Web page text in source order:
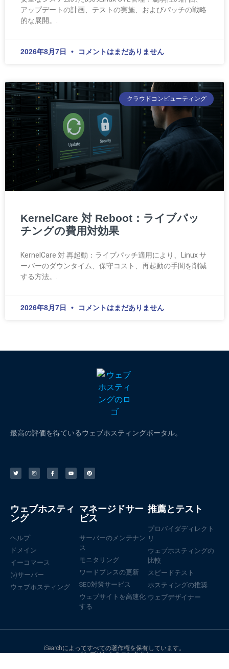
アップデートの計画、テストの実施、およびパッチの戦略
的な展開。.
2026年8月7日 コメントはまだありません
クラウドコンピューティング
KernelCare 対 Reboot：ライブパッ
チングの費用対効果
KernelCare 対 再起動：ライブパッチ適用により、Linux サ
ーバーのダウンタイム、保守コスト、再起動の手間を削減
する方法。.
2026年8月7日 コメントはまだありません
最高の評価を得ているウェブホスティングポータル。
ウェブホスティ
ング
ヘルプ
ドメイン
イーコマース
(v)サーバー
ウェブホスティング
マネージドサー
ビス
サーバーのメンテナン
ス
モニタリング
ワードプレスの更新
SEO対策サービス
ウェブサイトを高速化
する
推薦とテスト
プロバイダディレクト
リ
ウェブホスティングの
比較
スピードテスト
ホスティングの推奨
ウェブデザイナー
iSearchによってすべての著作権を保有しています。
インプリント＆コンタクト